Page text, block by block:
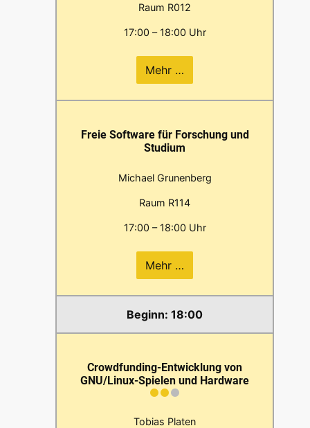
Raum R012
17:00 – 18:00 Uhr
Mehr …
Freie Software für Forschung und
Studium
Michael Grunenberg
Raum R114
17:00 – 18:00 Uhr
Mehr …
18:00
Crowdfunding-Entwicklung von
GNU/Linux-Spielen und Hardware
Tobias Platen